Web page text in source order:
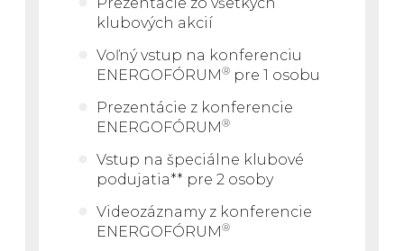
Prezentácie zo všetkých
klubových akcií
Voľný vstup na konferenciu
ENERGOFÓRUM® pre 1 osobu
Prezentácie z konferencie
ENERGOFÓRUM®
Vstup na špeciálne klubové
podujatia** pre 2 osoby
Videozáznamy z konferencie
ENERGOFÓRUM®